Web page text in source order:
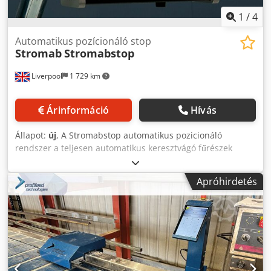
1 /4
Liverpool 1 729 km
Automatikus pozícionáló stop
StromabStromabstop
Árinformáció Hívás
Állapot: új, A Stromabstop automatikus pozicionáló
rendszer a teljesen automatikus keresztvágó fűrészek
gyártása terén szerzett sokéves ipari tapasztalatból
született. Az egyszerű használatra tervezett és különböző
alkalmazásokban kompatibilis Stromabstop precíziós
vágást alkalmaz a mérés és jelölés fáradalmai nélkül. Ez az
intuitív pozícionáló stop következetes pontossággal
racionalizálja a műveleteket, legyen szó vágásról, fúrásról
vagy más feladatokról. A programozás könnyedén
elvégezhető a felhasználóbarát érintőképernyős
vezérlőpanel segítségével, az USB-csatlakozás pedig a
Apróhirdetés